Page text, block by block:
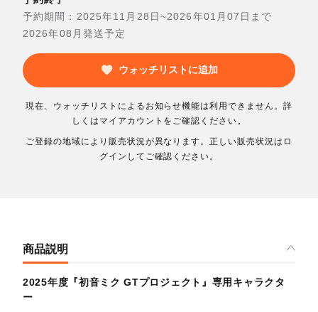
予約期間：2025年11月28日~2026年01月07日まで
2026年08月発送予定
ウォッチリストに追加
現在、ウォッチリストによるお知らせ機能は利用できません。詳
しくはマイアカウントをご確認ください。
ご登録の地域により販売状況が異なります。正しい販売状況はロ
グインしてご確認ください。
商品説明
2025年度『初音ミク GTプロジェクト』専用キャラクタ
ー